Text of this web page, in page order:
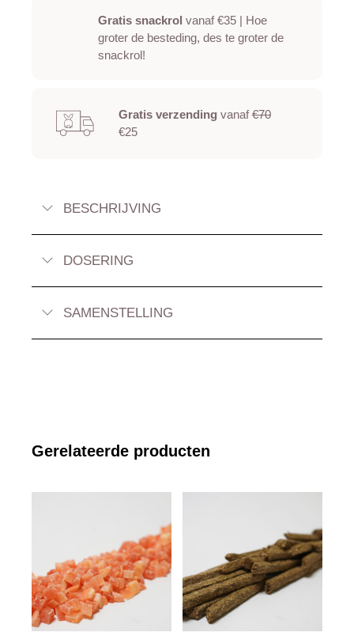
Gratis snackrol vanaf €35 | Hoe
groter de besteding, des te groter de
snackrol!
Gratis verzending vanaf€70
€25
BESCHRIJVING
DOSERING
SAMENSTELLING
Gerelateerde producten